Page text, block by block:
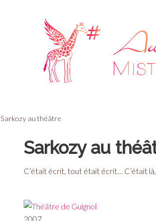
Sarkozy au théâtre
Sarkozy au
C’était écrit, tout était écrit… C’était
2007